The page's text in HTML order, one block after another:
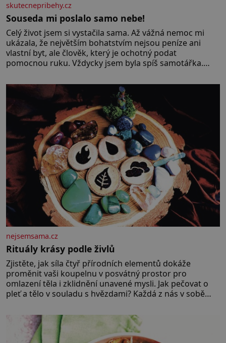
skutecnepribehy.cz
Souseda mi poslalo samo nebe!
Celý život jsem si vystačila sama. Až vážná nemoc mi
ukázala, že největším bohatstvím nejsou peníze ani
vlastní byt, ale člověk, který je ochotný podat
pomocnou ruku. Vždycky jsem byla spíš samotářka.
partnera. Stačily mi knihy, práce a hlavně klid. Hned po
studiích jsem odešla z rodného města,
nejsemsama.cz
Rituály krásy podle živlů
Zjistěte, jak síla čtyř přírodních elementů dokáže
proměnit vaši koupelnu v posvátný prostor pro
omlazení těla i zklidnění unavené mysli. Jak pečovat o
pleť a tělo v souladu s hvězdami? Každá z nás v sobě
povaze, ale i v potřebách naší pokožky. Ohnivá znamení
Ženy narozené ve znamení Berana, Lva a Střelce v sobě
nesou žár, odvahu a neutuchající elán. Vaše